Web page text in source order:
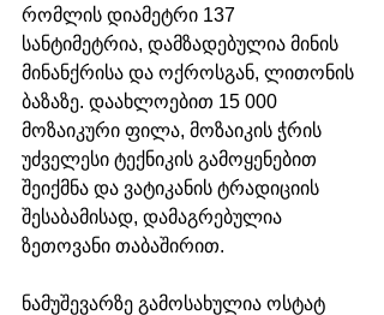
რომლის დიამეტრი 137
სანტიმეტრია, დამზადებულია მინის
მინანქრისა და ოქროსგან, ლითონის
ბაზაზე. დაახლოებით 15 000
მოზაიკური ფილა, მოზაიკის ჭრის
უძველესი ტექნიკის გამოყენებით
შეიქმნა და ვატიკანის ტრადიციის
შესაბამისად, დამაგრებულია
ზეთოვანი თაბაშირით.
ნამუშევარზე გამოსახულია ოსტატ